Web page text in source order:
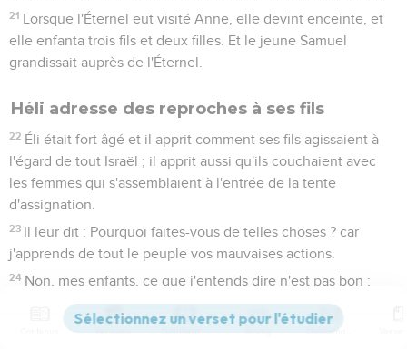
21 Lorsque l'Éternel eut visité Anne, elle devint enceinte, et
elle enfanta trois fils et deux filles. Et le jeune Samuel
grandissait auprès de l'Éternel.
Héli adresse des reproches à ses fils
22 Éli était fort âgé et il apprit comment ses fils agissaient à
l'égard de tout Israël ; il apprit aussi qu'ils couchaient avec
les femmes qui s'assemblaient à l'entrée de la tente
d'assignation.
23 Il leur dit : Pourquoi faites-vous de telles choses ? car
j'apprends de tout le peuple vos mauvaises actions.
24 Non, mes enfants, ce que j'entends dire n'est pas bon ;
vous faites pécher le peuple de l'Éternel.
Si un homme pèche contre un autre homme, Dieu le
Versions Commentaires Strong